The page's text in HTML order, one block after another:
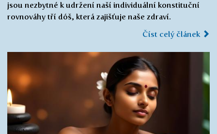
jsou nezbytné k udržení naší individuální konstituční
rovnováhy tří dóš, která zajišťuje naše zdraví.
Číst celý článek